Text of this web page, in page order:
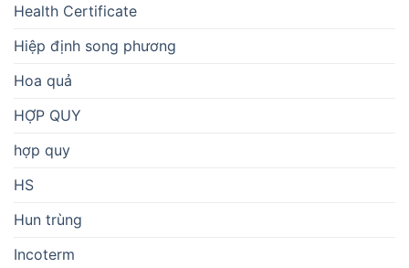
Health Certificate
Hiệp định song phương
Hoa quả
HỢP QUY
hợp quy
HS
Hun trùng
Incoterm